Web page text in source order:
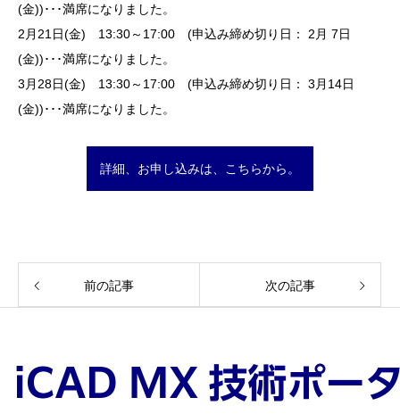
(金))･･･満席になりました。
2月21日(金) 13:30～17:00 (申込み締め切り日： 2月 7日
(金))･･･満席になりました。
3月28日(金) 13:30～17:00 (申込み締め切り日： 3月14日
(金))･･･満席になりました。
詳細、お申し込みは、こちらから。
前の記事 次の記事